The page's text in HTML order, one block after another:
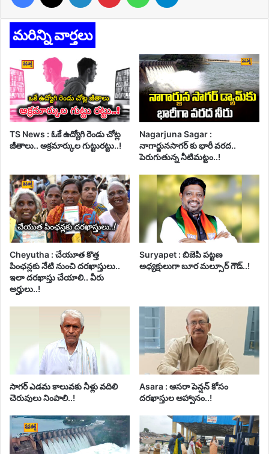
మరిన్ని వార్తలు
TS News : ఓకే ఉద్యోగి రెండు చోట్ల
జీతాలు.. అక్రమార్కుల గుట్టురట్టు..!
Nagarjuna Sagar :
నాగార్జునసాగర్ కు భారీ వరద..
పెరుగుతున్న నీటిమట్టం..!
Cheyutha : చేయూత కొత్త
పింఛన్లకు నేటి నుంచి దరఖాస్తులు..
ఇలా దరఖాస్తు చేయాలి.. వీరు
అర్హులు..!
Suryapet : బిజెపి పట్టణ
అధ్యక్షులుగా బూర మల్సూర్ గౌడ్..!
సాగర్ ఎడమ కాలువకు నీళ్లు వదిలి
చెరువులు నింపాలి..!
Asara : ఆసరా పెన్షన్ కోసం
దరఖాస్తుల ఆహ్వానం..!